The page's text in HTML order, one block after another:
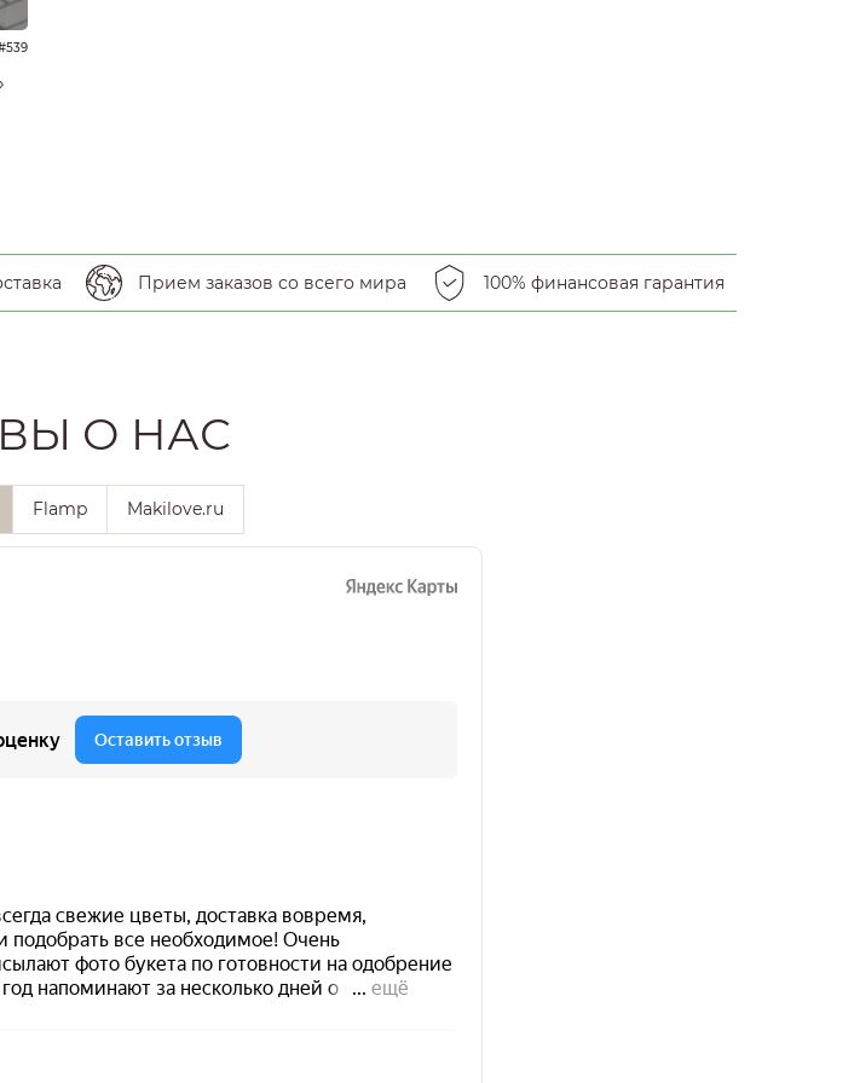
Прием заказов со всего мира 100% финансовая гарантия
О НАС
Flamp Makilove.ru